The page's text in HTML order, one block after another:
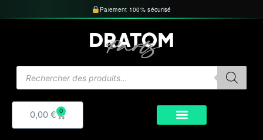
au
Paiement 100% sécurisé
de
0,00 € 0
Panier